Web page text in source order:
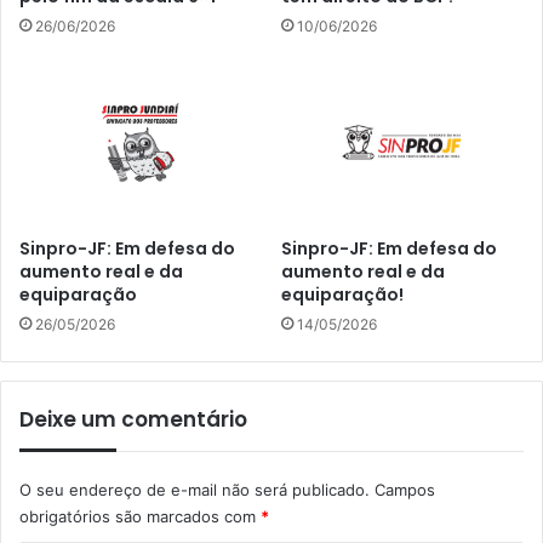
26/06/2026 10/06/2026
Sinpro-JF: Em defesa do
aumento real e da
equiparação
26/05/2026
Sinpro-JF: Em defesa do
aumento real e da
equiparação!
14/05/2026
Deixe um comentário
O seu endereço de e-mail não será publicado. Campos
obrigatórios são marcados com *